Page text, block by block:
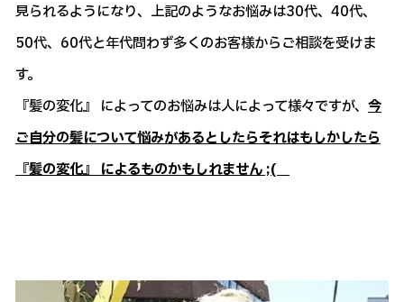
見られるようになり、上記のようなお悩みは30代、40代、
50代、60代と年代問わず多くのお客様からご相談を受けま
す。
『髪の変化』 によってのお悩みは人によって様々ですが、 今
ご自分の髪について悩みがあるとしたらそれはもしかしたら
『髪の変化』 によるものかもしれません ;(